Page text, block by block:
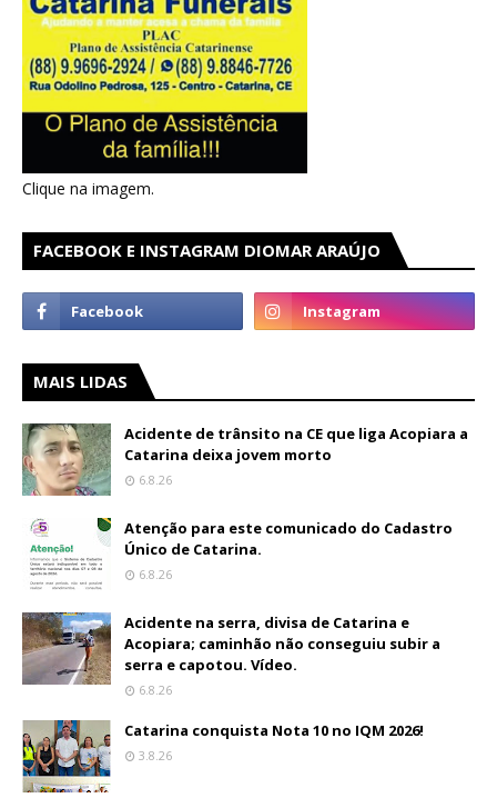
Clique na imagem.
FACEBOOK E INSTAGRAM DIOMAR ARAÚJO
MAIS LIDAS
Acidente de trânsito na CE que liga Acopiara a
Catarina deixa jovem morto
6.8.26
Atenção para este comunicado do Cadastro
Único de Catarina.
6.8.26
Acidente na serra, divisa de Catarina e
Acopiara; caminhão não conseguiu subir a
serra e capotou. Vídeo.
6.8.26
Catarina conquista Nota 10 no IQM 2026!
3.8.26